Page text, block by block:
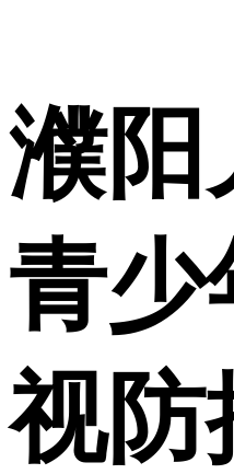
濮阳
青少
视防